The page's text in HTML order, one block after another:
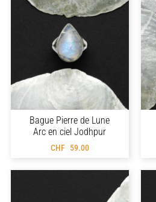
Bague Pierre de Lune
Arc en ciel Jodhpur
CHF 59.00